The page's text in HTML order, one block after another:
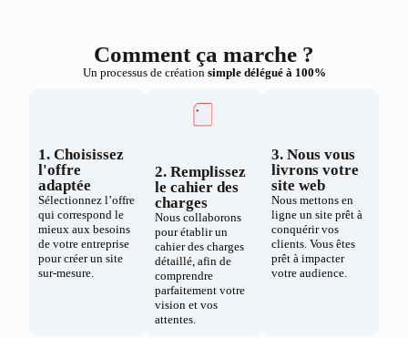
Comment ça marche ?
Un processus de création simple délégué à 100%
1. Choisissez
l'offre
adaptée
Sélectionnez l’offre
qui correspond le
mieux aux besoins
de votre entreprise
pour créer un site
sur-mesure.
2. Remplissez
le cahier des
charges
Nous collaborons
pour établir un
cahier des charges
détaillé, afin de
comprendre
parfaitement votre
vision et vos
attentes.
3. Nous vous
livrons votre
site web
Nous mettons en
ligne un site prêt à
conquérir vos
clients. Vous êtes
prêt à impacter
votre audience.